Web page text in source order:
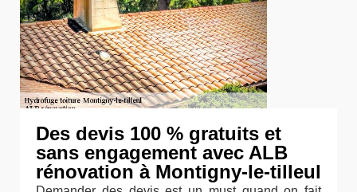
Des devis 100 % gratuits et
sans engagement avec ALB
rénovation à Montigny-le-tilleul